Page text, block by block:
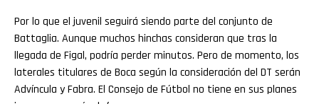
Por lo que el juvenil seguirá siendo parte del conjunto de
Battaglia. Aunque muchos hinchas consideran que tras la
llegada de Figal, podría perder minutos. Pero de momento, los
laterales titulares de Boca según la consideración del DT serán
Advíncula y Fabra. El Consejo de Fútbol no tiene en sus planes